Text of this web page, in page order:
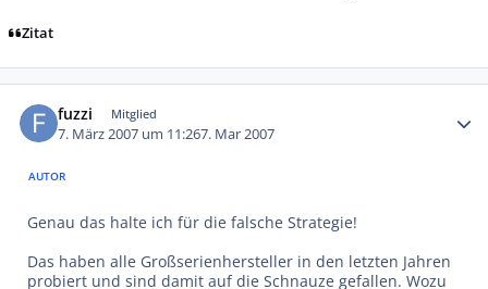
Zitat
fuzzi Mitglied
7. März 2007 um 11:267. Mar 2007
AUTOR
Genau das halte ich für die falsche Strategie!
Das haben alle Großserienhersteller in den letzten Jahren
probiert und sind damit auf die Schnauze gefallen. Wozu